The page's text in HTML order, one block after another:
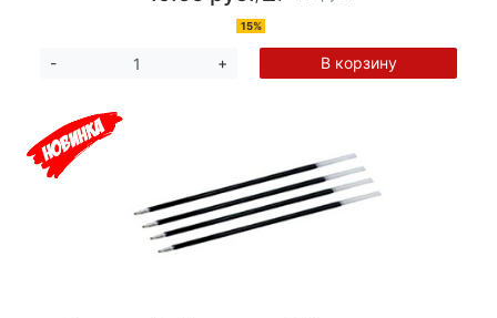
15%
- + В корзину